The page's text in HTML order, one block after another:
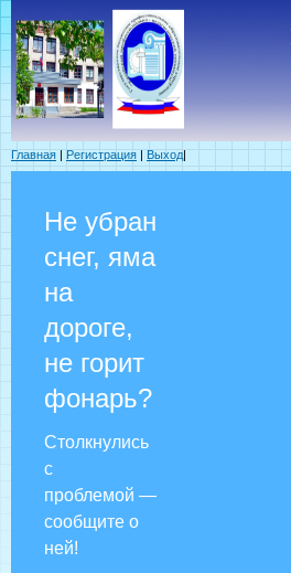
Главная | Регистрация | Выход|
Не убран
снег, яма
на
дороге,
не горит
фонарь?
Столкнулись
с
проблемой —
сообщите о
ней!